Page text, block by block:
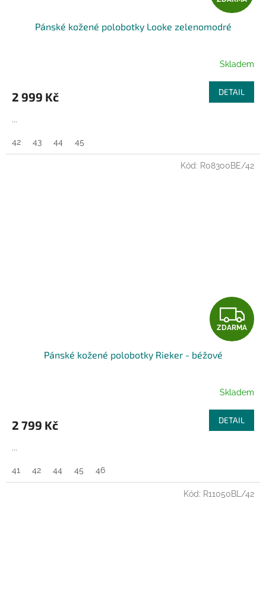
D
R
M
A
Pánské kožené polobotky Looke zelenomodré
Skladem
2 999 Kč DETAIL
...
42 43 44 45
Z
D
R
M
A
ZDARMA
Pánské kožené polobotky Rieker - béžové
Skladem
2 799 Kč DETAIL
...
41 42 44 45 46
Kód: R08300BE/42
Kód: R11050BL/42